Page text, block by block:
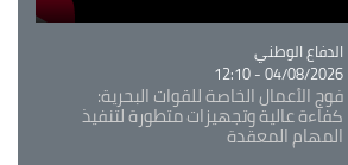
Catégorie
الدفاع الوطني
04/08/2026 - 12:10
فوج الأعمال الخاصة للقوات البحرية:
كفاءة عالية وتجهيزات متطورة لتنفيذ
المهام المعقدة